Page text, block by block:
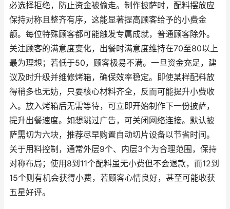
必选择拒绝，防止资金被偷走。制作披萨时，配料摆放应
保持对称且整齐有序，这能显著提高顾客给予的小费金
额。每位特殊顾客都可能触发专属成就，普通顾客除外。
关注顾客的满意度变化，出餐时满意度维持在70至80以上
最为理想；若低于50，顾客极易不满。一旦资金充足，建
议及时升级并维修烤箱，确保效率稳定。即使某样配料放
得稍多也无妨，只要核心材料齐全，反而可能提升小费收
入。放入烤箱后无需等待，可立即开始制作下一份披萨，
提升出餐速度。如想跳过广告，可关闭网络连接。默认披
萨需切为六块，推荐尽早购置自动切片设备以节省时间。
关于用料控制，通常外层9个、内层3个为合理范围，保持
对称布局；使用8到11个配料虽无小费但不会退款，而12到
15个则有机会获得小费，若顾客心情良好，甚至可能收获
五星好评。